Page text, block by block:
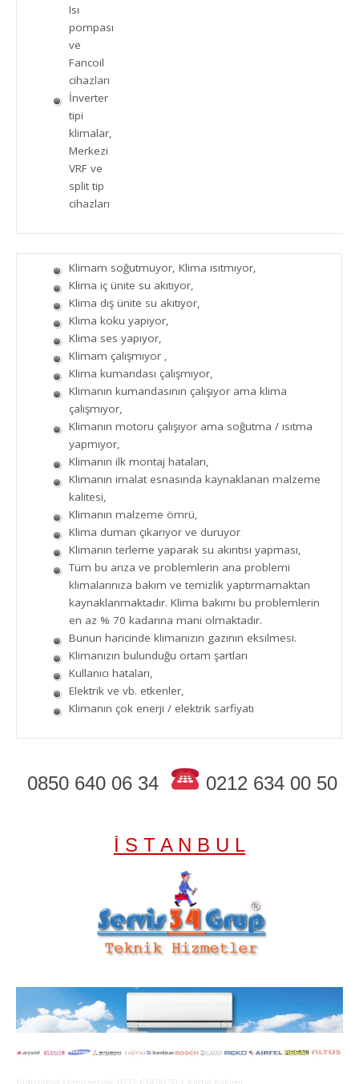
Isı
pompası
ve
Fancoil
cihazları
İnverter
tipi
klimalar,
Merkezi
VRF ve
split tip
cihazları
Klimam soğutmuyor, Klima ısıtmıyor,
Klima iç ünite su akıtıyor,
Klima dış ünite su akıtıyor,
Klima koku yapıyor,
Klima ses yapıyor,
Klimam çalışmıyor ,
Klima kumandası çalışmıyor,
Klimanın kumandasının çalışıyor ama klima
çalışmıyor,
Klimanın motoru çalışıyor ama soğutma / ısıtma
yapmıyor,
Klimanın ilk montaj hataları,
Klimanın imalat esnasında kaynaklanan malzeme
kalitesi,
Klimanın malzeme ömrü,
Klima duman çıkarıyor ve duruyor
Klimanın terleme yaparak su akıntısı yapması,
Tüm bu arıza ve problemlerin ana problemi
klimalarınıza bakım ve temizlik yaptırmamaktan
kaynaklanmaktadır. Klima bakımı bu problemlerin
en az % 70 kadarına mani olmaktadır.
Bunun haricinde klimanızın gazının eksilmesi.
Klimanızın bulunduğu ortam şartları
Kullanıcı hataları,
Elektrik ve vb. etkenler,
Klimanın çok enerji / elektrik sarfiyatı
0850 640 06 34 0212 634 00 50
İ S T A N B U L